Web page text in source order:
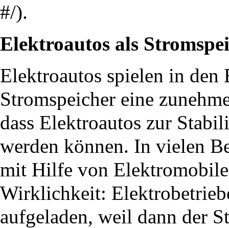
.
Elektroautos als
Elektroautos spielen in den
Stromspeicher eine
dass Elektroautos zur
werden können. In vielen
mit Hilfe von
Wirklichkeit:
aufgeladen, weil dann der